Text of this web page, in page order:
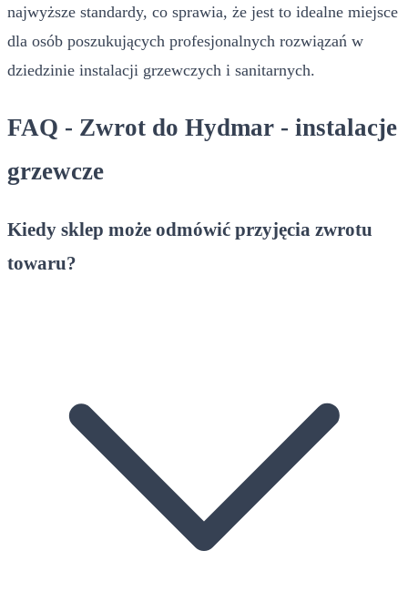
najwyższe standardy, co sprawia, że jest to idealne miejsce
dla osób poszukujących profesjonalnych rozwiązań w
dziedzinie instalacji grzewczych i sanitarnych.
FAQ - Zwrot do Hydmar - instalacje
grzewcze
Kiedy sklep może odmówić przyjęcia zwrotu
towaru?